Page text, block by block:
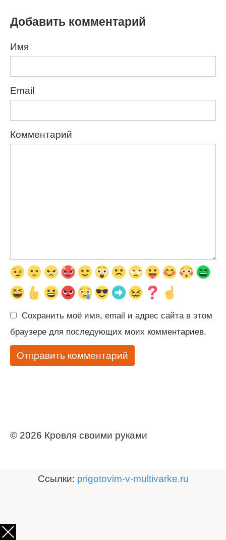
Добавить комментарий
Имя
Email
Комментарий
Сохранить моё имя, email и адрес сайта в этом
браузере для последующих моих комментариев.
© 2026 Кровля своими руками
Ссылки: prigotovim-v-multivarke.ru